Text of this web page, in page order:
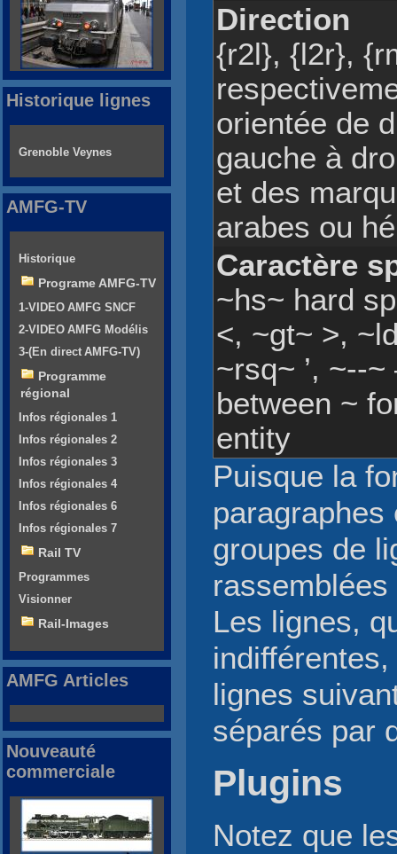
Direction
{r2l}, {l2r},
orientée de
gauche à
et des
arabes ou
Caractère
~hs~ hard
<, ~gt~ >,
~rsq~ ’, ~--
between ~
entity
Puisque la
groupes de
Les lignes,
lignes
séparés par
Plugins
Notez que
Historique lignes
Grenoble Veynes
AMFG-TV
Historique
Programe AMFG-TV
1-VIDEO AMFG SNCF
2-VIDEO AMFG Modélis
3-(En direct AMFG-TV)
Programme
régional
Infos régionales 1
Infos régionales 2
Infos régionales 3
Infos régionales 4
Infos régionales 6
Infos régionales 7
Rail TV
Programmes
Visionner
Rail-Images
AMFG Articles
Nouveauté
commerciale